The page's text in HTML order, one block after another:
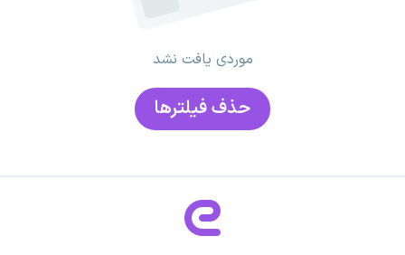
موردی یافت نشد
حذف فیلتر‌ها